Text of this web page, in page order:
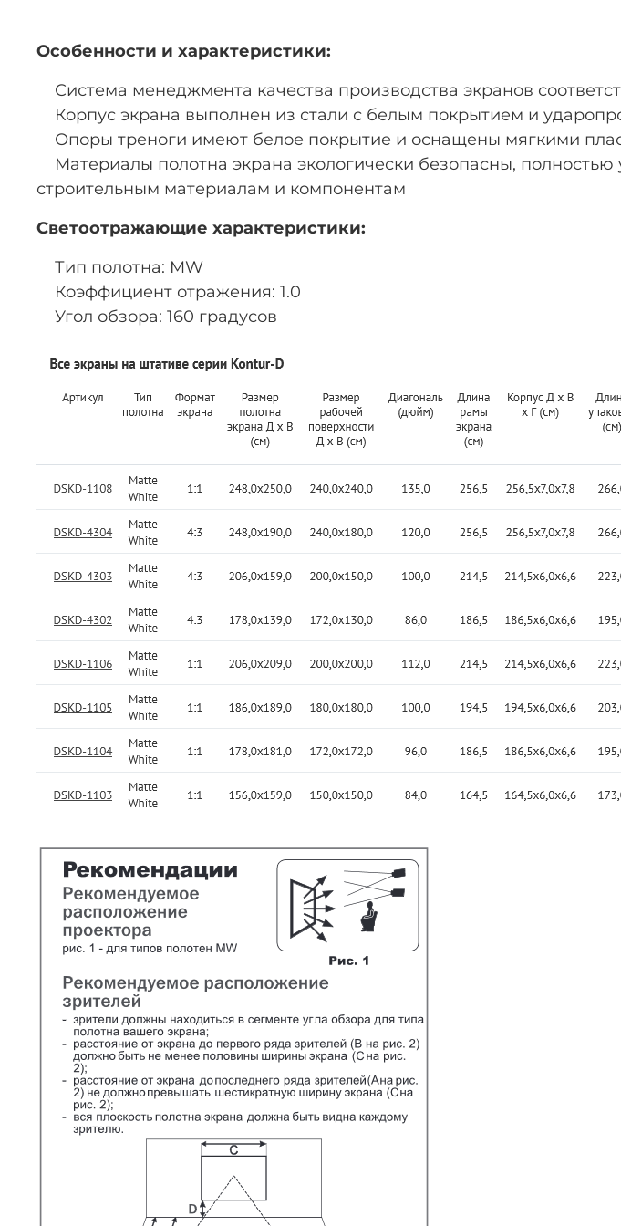
Особенности и характеристики:
Система менеджмента качества производства экранов
Корпус экрана выполнен из стали с белым покрытием и
Опоры треноги имеют белое покрытие и оснащены мягкими
Материалы полотна экрана экологически безопасны,
строительным материалам и компонентам
Светоотражающие характеристики:
Тип полотна: MW
Коэффициент отражения: 1.0
Угол обзора: 160 градусов